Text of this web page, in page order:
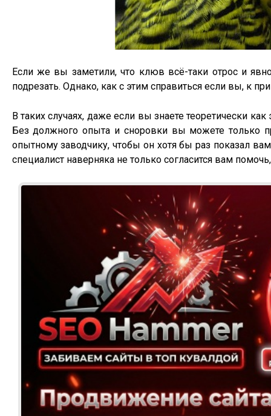
Если же вы заметили, что клюв всё-таки отрос и
подрезать. Однако, как с этим справиться если вы, к
В таких случаях, даже если вы знаете теоретически
Без должного опыта и сноровки вы можете только
опытному заводчику, чтобы он хотя бы раз показал
специалист наверняка не только согласится вам